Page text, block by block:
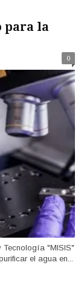
para la
0
Tecnología "MISIS"
el agua en...